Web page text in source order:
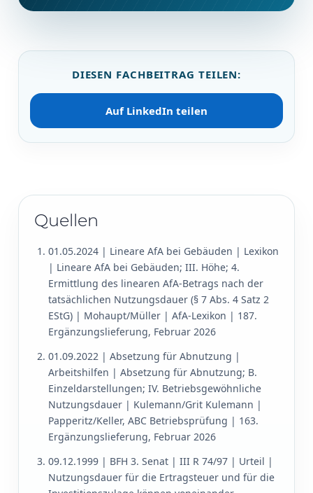
DIESEN FACHBEITRAG TEILEN:
Auf LinkedIn teilen
Quellen
01.05.2024 | Lineare AfA bei Gebäuden | Lexikon
| Lineare AfA bei Gebäuden; III. Höhe; 4.
Ermittlung des linearen AfA-Betrags nach der
tatsächlichen Nutzungsdauer (§ 7 Abs. 4 Satz 2
EStG) | Mohaupt/Müller | AfA-Lexikon | 187.
Ergänzungslieferung, Februar 2026
01.09.2022 | Absetzung für Abnutzung |
Arbeitshilfen | Absetzung für Abnutzung; B.
Einzeldarstellungen; IV. Betriebsgewöhnliche
Nutzungsdauer | Kulemann/Grit Kulemann |
Papperitz/Keller, ABC Betriebsprüfung | 163.
Ergänzungslieferung, Februar 2026
09.12.1999 | BFH 3. Senat | III R 74/97 | Urteil |
Nutzungsdauer für die Ertragsteuer und für die